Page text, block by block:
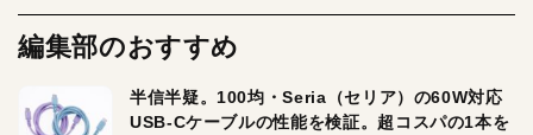
編集部のおすすめ
半信半疑。100均・Seria（セリア）の60W対応
USB-Cケーブルの性能を検証。超コスパの1本を